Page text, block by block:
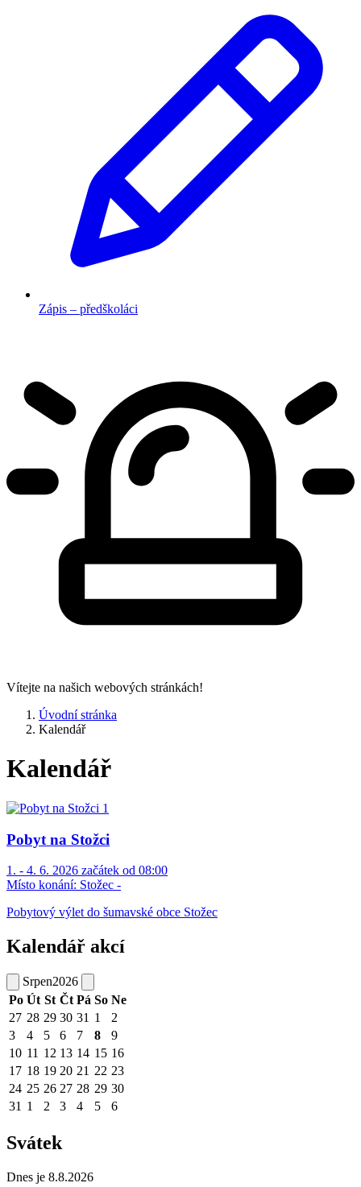
Zápis – předškoláci
Vítejte na našich webových stránkách!
Úvodní stránka
Kalendář
Kalendář
Pobyt na Stožci
1. - 4. 6. 2026 začátek od 08:00
Místo konání: Stožec -
Pobytový výlet do šumavské obce Stožec
Kalendář akcí
Srpen2026
Po Út St Čt Pá So Ne
27 28 29 30 31 1
2
3
4 5 6 7 8
9
10 11 12 13 14 15 16
17 18 19 20 21 22 23
24 25 26 27 28 29 30
31 1 2 3 4 5 6
Svátek
Dnes je 8.8.2026